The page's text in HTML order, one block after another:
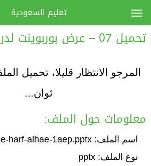
تحميل 07 – عرض بوربوينت لدرس: حرف (ح)
المرجو الانتظار قليلا، تحميل
ثوان...
معلومات حول الملف:
اسم الملف: Course-harf-alhae-1aep.pptx
نوع الملف: pptx
تعليم السعودية